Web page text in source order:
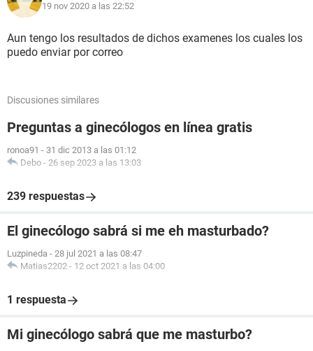
19 nov 2020 a las 22:52
Aun tengo los resultados de dichos examenes los cuales los
puedo enviar por correo
Discusiones similares
Preguntas a ginecólogos en línea gratis
ronoa91 - 31 dic 2013 a las 01:12
Debo - 26 sep 2023 a las 13:03
239 respuestas
El ginecólogo sabrá si me eh masturbado?
Luzpineda - 28 jul 2021 a las 08:47
Matias2202 - 12 oct 2021 a las 04:00
1 respuesta
Mi ginecólogo sabrá que me masturbo?